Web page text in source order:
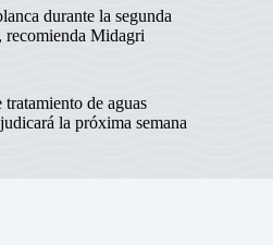
durante la segunda
recomienda Midagri
de aguas
la próxima semana